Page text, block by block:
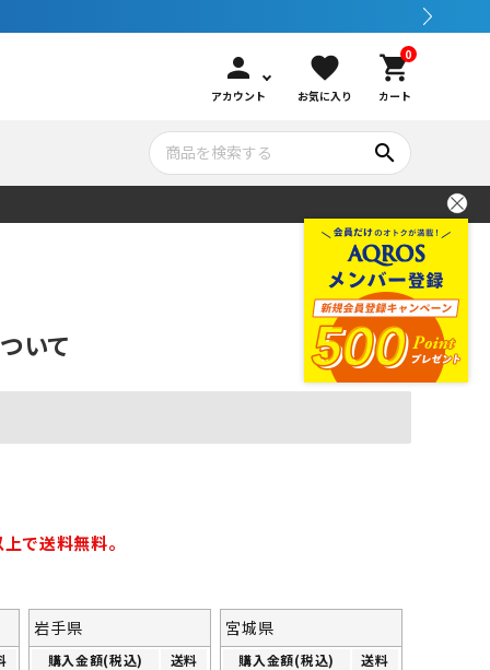
person
アカウント
favorite
お気に入り
0
shopping_cart
カート
メンテナンサービス・交換用パーツ
アウトドア
search
いて
岩手県
購入金額(税込)
送料
宮城県
購入金額(税込)
送料